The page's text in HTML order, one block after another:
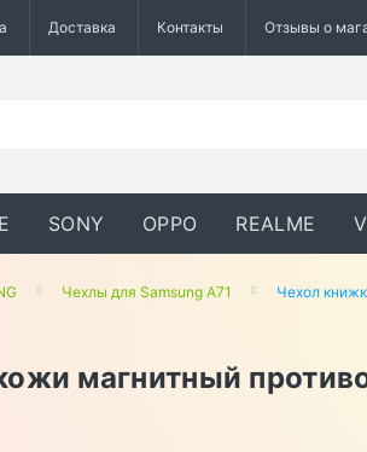
Доставка Контакты Отзывы о
SONY OPPO REALME
Чехлы для Samsung A71 Чехол
магнитный